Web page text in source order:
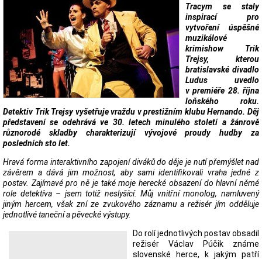
Tracym se staly
inspirací pro
vytvoření úspěšné
muzikálové
krimishow Trik
Trejsy, kterou
bratislavské divadlo
Ludus uvedlo
v premiéře 28. října
loňského roku.
Detektiv Trik Trejsy vyšetřuje vraždu v prestižním klubu Hernando. Děj
představení se odehrává ve 30. letech minulého století a žánrově
různorodé skladby charakterizují vývojové proudy hudby za
posledních sto let.
Hravá forma interaktivního zapojení diváků do děje je nutí přemýšlet nad
závěrem a dává jim možnost, aby sami identifikovali vraha jedné z
postav. Zajímavé pro ně je také moje herecké obsazení do hlavní němé
role detektíva – jsem totiž neslyšící. Můj vnitřní monolog, namluvený
jiným hercem, však zní ze zvukového záznamu a režisér jím odděluje
jednotlivé taneční a pěvecké výstupy.
Do rolí jednotlivých postav obsadil
režisér Václav Púčik známe
slovenské herce, k jakým patří